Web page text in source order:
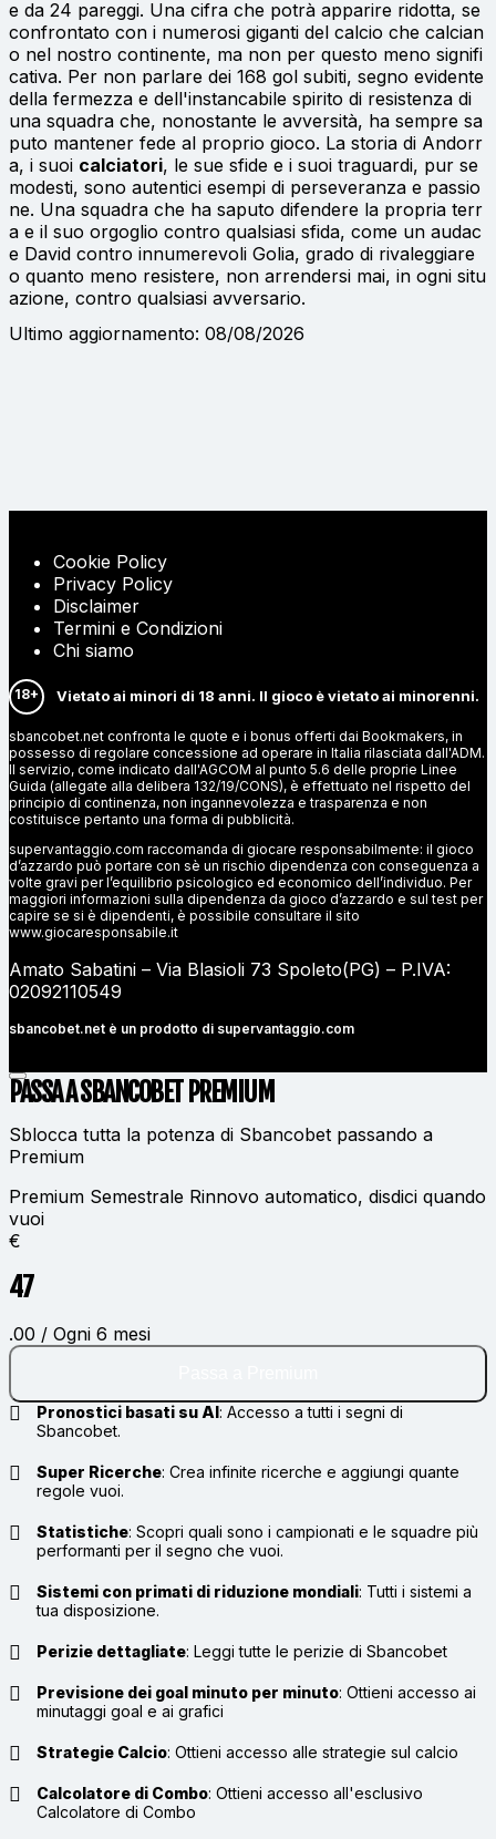
e da 24 pareggi. Una cifra che potrà apparire ridotta, se
confrontato con i numerosi giganti del calcio che calcian
o nel nostro continente, ma non per questo meno signifi
cativa. Per non parlare dei 168 gol subiti, segno evidente
della fermezza e dell'instancabile spirito di resistenza di
una squadra che, nonostante le avversità, ha sempre sa
puto mantener fede al proprio gioco. La storia di Andorr
a, i suoi calciatori, le sue sfide e i suoi traguardi, pur se
modesti, sono autentici esempi di perseveranza e passio
ne. Una squadra che ha saputo difendere la propria terr
a e il suo orgoglio contro qualsiasi sfida, come un audac
e David contro innumerevoli Golia, grado di rivaleggiare
o quanto meno resistere, non arrendersi mai, in ogni situ
azione, contro qualsiasi avversario.
Ultimo aggiornamento: 08/08/2026
Cookie Policy
Privacy Policy
Disclaimer
Termini e Condizioni
Chi siamo
18+ Vietato ai minori di 18 anni. Il gioco è vietato ai minorenni.
sbancobet.net confronta le quote e i bonus offerti dai Bookmakers, in
possesso di regolare concessione ad operare in Italia rilasciata dall'ADM.
Il servizio, come indicato dall'AGCOM al punto 5.6 delle proprie Linee
Guida (allegate alla delibera 132/19/CONS), è effettuato nel rispetto del
principio di continenza, non ingannevolezza e trasparenza e non
costituisce pertanto una forma di pubblicità.
supervantaggio.com raccomanda di giocare responsabilmente: il gioco
d’azzardo può portare con sè un rischio dipendenza con conseguenza a
volte gravi per l’equilibrio psicologico ed economico dell’individuo. Per
maggiori informazioni sulla dipendenza da gioco d’azzardo e sul test per
capire se si è dipendenti, è possibile consultare il sito
www.giocaresponsabile.it
Amato Sabatini – Via Blasioli 73 Spoleto(PG) – P.IVA:
02092110549
sbancobet.net è un prodotto di supervantaggio.com
PASSA A SBANCOBET PREMIUM
Sblocca tutta la potenza di Sbancobet passando a
Premium
Premium Semestrale Rinnovo automatico, disdici quando
vuoi
€
47
.00 / Ogni 6 mesi
Pronostici basati su AI: Accesso a tutti i segni di
Sbancobet.
Super Ricerche: Crea infinite ricerche e aggiungi quante
regole vuoi.
Statistiche: Scopri quali sono i campionati e le squadre più
performanti per il segno che vuoi.
Sistemi con primati di riduzione mondiali: Tutti i sistemi a
tua disposizione.
Perizie dettagliate: Leggi tutte le perizie di Sbancobet
Previsione dei goal minuto per minuto: Ottieni accesso ai
minutaggi goal e ai grafici
Strategie Calcio: Ottieni accesso alle strategie sul calcio
Calcolatore di Combo: Ottieni accesso all'esclusivo
Calcolatore di Combo